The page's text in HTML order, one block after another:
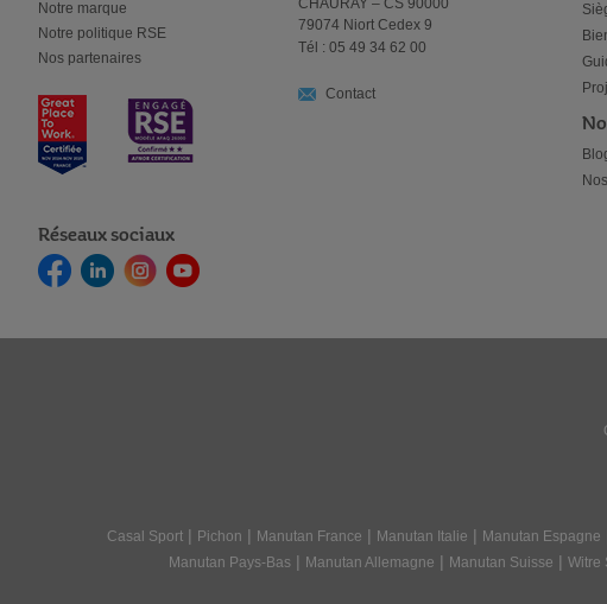
Notre marque
Notre politique RSE
Nos partenaires
Réseaux sociaux
CHAURAY – CS 90000
79074 Niort Cedex 9
Tél : 05 49 34 62 00
Contact
Casal Sport | Pichon | Manutan France | Manutan Italie | Manutan Espagne
Manutan Pays-Bas | Manutan Allemagne | Manutan Suisse | Witre